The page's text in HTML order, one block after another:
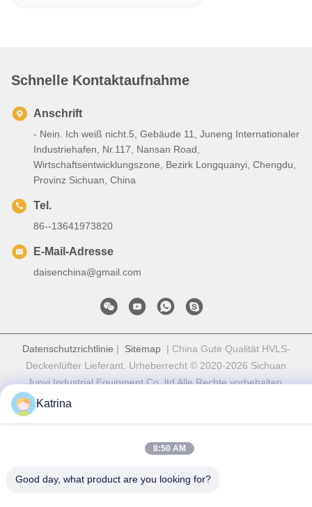
Schnelle Kontaktaufnahme
Anschrift
- Nein. Ich weiß nicht.5, Gebäude 11, Juneng Internationaler
Industriehafen, Nr.117, Nansan Road,
Wirtschaftsentwicklungszone, Bezirk Longquanyi, Chengdu,
Provinz Sichuan, China
Tel.
86--13641973820
E-Mail-Adresse
daisenchina@gmail.com
Datenschutzrichtlinie | Sitemap| China Gute Qualität HVLS-
Deckenlüfter Lieferant. Urheberrecht © 2020-2026 Sichuan
Junyi Industrial Equipment Co.,ltd Alle Rechte vorbehalten.
Katrina
8:50 AM
Good day, what product are you looking for?